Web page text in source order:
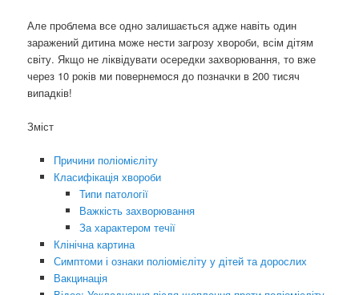
Але проблема все одно залишається адже навіть один
заражений дитина може нести загрозу хвороби, всім дітям
світу. Якщо не ліквідувати осередки захворювання, то вже
через 10 років ми повернемося до позначки в 200 тисяч
випадків!
Зміст
Причини поліомієліту
Класифікація хвороби
Типи патології
Важкість захворювання
За характером течії
Клінічна картина
Симптоми і ознаки поліомієліту у дітей та дорослих
Вакцинація